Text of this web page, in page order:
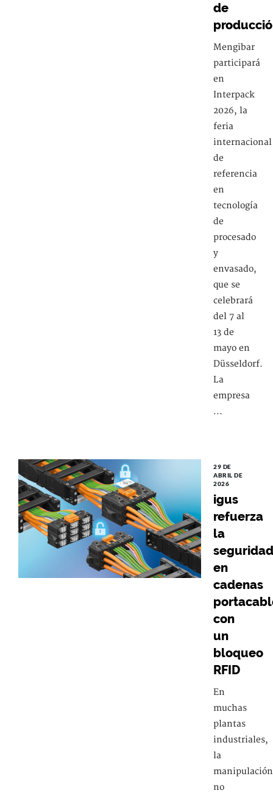
de
Mengibar
participará
en
Interpack
2026, la
feria
internacional
de
referencia
en
tecnología
de
procesado
y
envasado,
que se
celebrará
del 7 al
13 de
mayo en
Düsseldorf.
La
empresa
...
29 DE
ABRIL DE
2026
igus
refuerza
la
seguridad
en
cadenas
con
un
bloqueo
RFID
En
muchas
plantas
industriales,
la
manipulación
no